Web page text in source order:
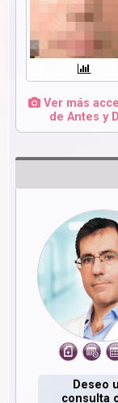
Ver más
de Antes y
Deseo
consulta